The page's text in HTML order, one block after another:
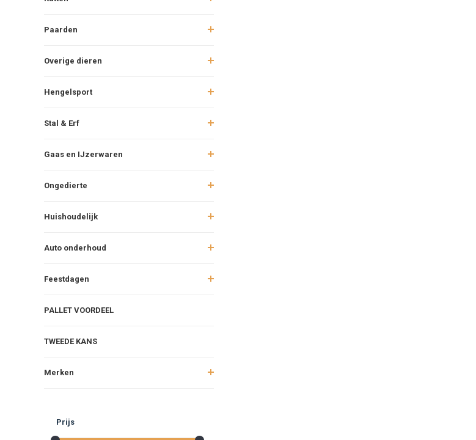
Paarden
Overige dieren
Hengelsport
Stal & Erf
Gaas en IJzerwaren
Ongedierte
Huishoudelijk
Auto onderhoud
Feestdagen
PALLET VOORDEEL
TWEEDE KANS
Merken
Prijs